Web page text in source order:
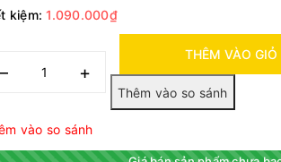
kiệm:1.090.000₫
– +
THÊM VÀO GIỎ
vào so sánh